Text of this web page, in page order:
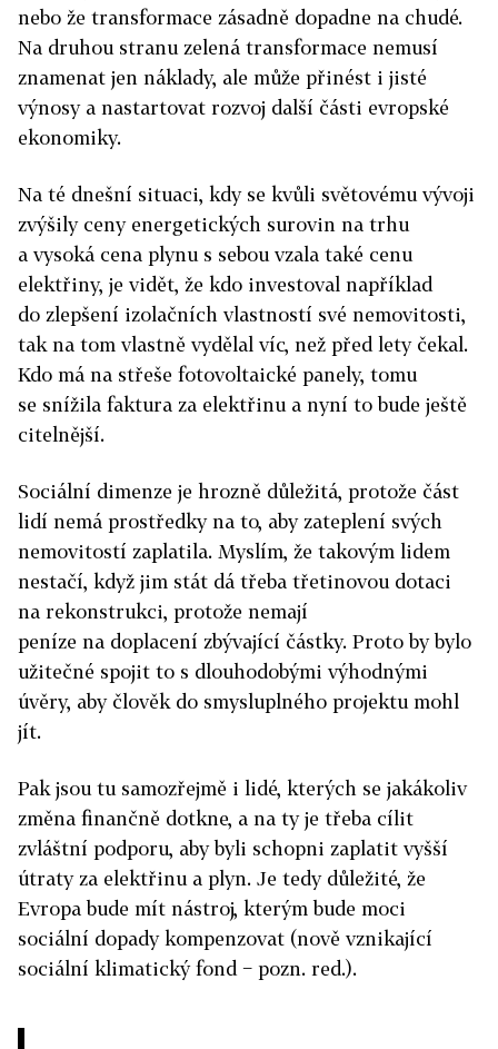
nebo že transformace zásadně dopadne na chudé.
Na druhou stranu zelená transformace nemusí
znamenat jen náklady, ale může přinést i jisté
výnosy a nastartovat rozvoj další části evropské
ekonomiky.
Na té dnešní situaci, kdy se kvůli světovému vývoji
zvýšily ceny energetických surovin na trhu
a vysoká cena plynu s sebou vzala také cenu
elektřiny, je vidět, že kdo investoval například
do zlepšení izolačních vlastností své nemovitosti,
tak na tom vlastně vydělal víc, než před lety čekal.
Kdo má na střeše fotovoltaické panely, tomu
se snížila faktura za elektřinu a nyní to bude ještě
citelnější.
Sociální dimenze je hrozně důležitá, protože část
lidí nemá prostředky na to, aby zateplení svých
nemovitostí zaplatila. Myslím, že takovým lidem
nestačí, když jim stát dá třeba třetinovou dotaci
na rekonstrukci, protože nemají
peníze na doplacení zbývající částky. Proto by bylo
užitečné spojit to s dlouhodobými výhodnými
úvěry, aby člověk do smysluplného projektu mohl
jít.
Pak jsou tu samozřejmě i lidé, kterých se jakákoliv
změna finančně dotkne, a na ty je třeba cílit
zvláštní podporu, aby byli schopni zaplatit vyšší
útraty za elektřinu a plyn. Je tedy důležité, že
Evropa bude mít nástroj, kterým bude moci
sociální dopady kompenzovat (nově vznikající
sociální klimatický fond − pozn. red.).